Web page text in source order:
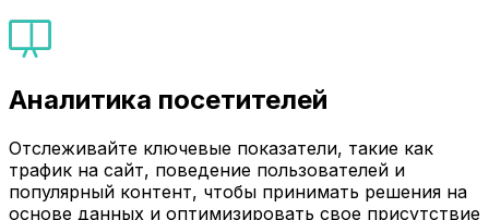
Аналитика посетителей
Отслеживайте ключевые показатели, такие как
трафик на сайт, поведение пользователей и
популярный контент, чтобы принимать решения на
основе данных и оптимизировать свое присутствие